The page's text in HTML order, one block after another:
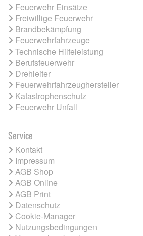
Feuerwehr Einsätze
Freiwillige Feuerwehr
Brandbekämpfung
Feuerwehrfahrzeuge
Technische Hilfeleistung
Berufsfeuerwehr
Drehleiter
Feuerwehrfahrzeughersteller
Katastrophenschutz
Feuerwehr Unfall
Service
Kontakt
Impressum
AGB Shop
AGB Online
AGB Print
Datenschutz
Cookie-Manager
Nutzungsbedingungen